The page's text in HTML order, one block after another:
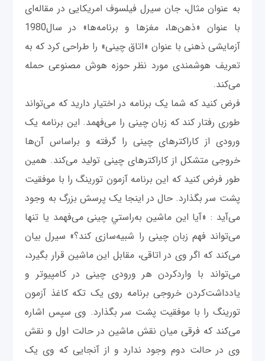
به عنوان مثال، جان سیرل فیلسوف امریکایی در مقاله‌ای
با عنوان «ذهن‌ها، مغزها و برنامه‌ها» در سال1980
آزمایشی ذهنی با عنوان «اتاق چینی» را طراحی کرد که به
تعریف هوشمندی مورد نظر حوزه هوش مصنوعی حمله
می‌کند.
فرض کنید که شما یک برنامه در اختیار دارید که می‌تواند
طوری رفتار کند که زبان چینی را می‌فهمد. این برنامه یک
ورودی از کاراکترهای چینی را گرفته و بر‌اساس آن‌ها
خروجی متشکل از کاراکترهای چینی تولید می‌کند. همین
طور فرض کنید که این برنامه آزمون تورینگ را با موفقیت
پشت سر بگذارد. حال در اینجا یک پرسش بزرگ به وجود
می‌آید : «آیا این ماشین به‌راستي چینی می‌فهمد یا تنها
می‌تواند فهم زبان چینی را شبیه‌سازی کند؟» سیرل بیان
می‌کند که اگر وی در اتاقی، مقابل این ماشین قرار بگیرد،
می‌تواند با وارد‌کردن هر ورودی چینی در کامپیوتر و
یادداشت‌کردن خروجی برنامه روی یک تکه کاغذ آزمون
تورینگ را با موفقیت پشت سر بگذارد. وی سپس اشاره
می‌کند که فرقی میان نقش ماشین در حالت اول و نقش
وی در حالت دوم وجود ندارد و از آنجایی که وی یک